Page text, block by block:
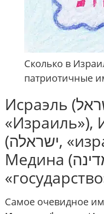
Сколько в
патриотичные
Исраэль (ישראל,
«Израиль»),
(ישראלה, «израильтянка»),
Медина (מדינה,
Самое очевидное